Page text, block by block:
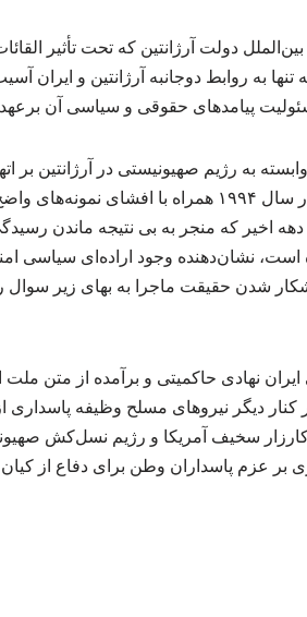
دولت آرژانتین که تحت تأثیر
به روابط دوجانبه آرژانتین و ایران
پیامدهای حقوقی و سیاسی آن
به رژیم صهیونیستی در آرژانتین بر
مرکز یهودیان آرژانتین (آمیا) در سال ۱۹۹۴
اخیر که منجر به بی نتیجه ماندن
است، نشان‌دهنده وجود اراده‌ای سیاسی
شدن حقیقت ماجرا به بهای زیر سوال
ایران نهادی حاکمیتی و برآمده از متن
کنار دیگر نیروهای مسلح وظیفه
کارزار سخیف آمریکا و رژیم نسل‌کش
بر عزم پاسداران وطن برای دفاع از